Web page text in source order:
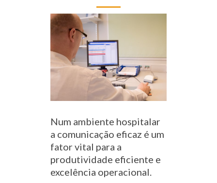
Num ambiente hospitalar
a comunicação eficaz é um
fator vital para a
produtividade eficiente e
excelência operacional.